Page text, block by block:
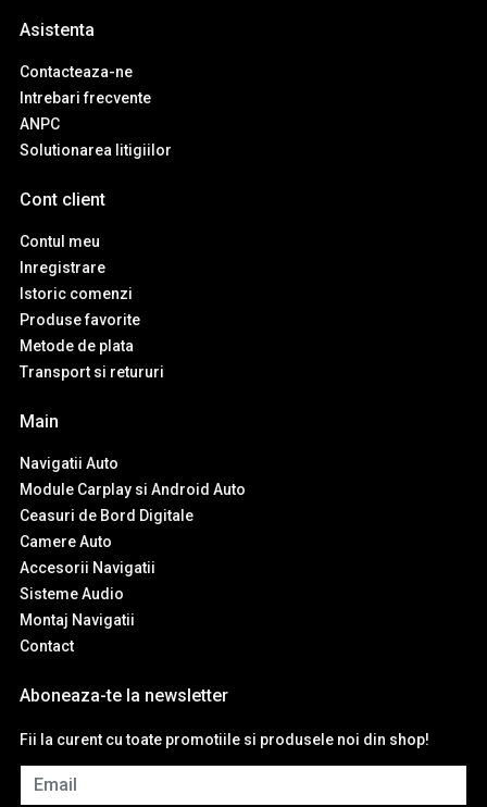
Asistenta
Contacteaza-ne
Intrebari frecvente
ANPC
Solutionarea litigiilor
Cont client
Contul meu
Inregistrare
Istoric comenzi
Produse favorite
Metode de plata
Transport si retururi
Main
Navigatii Auto
Module Carplay si Android Auto
Ceasuri de Bord Digitale
Camere Auto
Accesorii Navigatii
Sisteme Audio
Montaj Navigatii
Contact
Aboneaza-te la newsletter
Fii la curent cu toate promotiile si produsele noi din shop!
Email